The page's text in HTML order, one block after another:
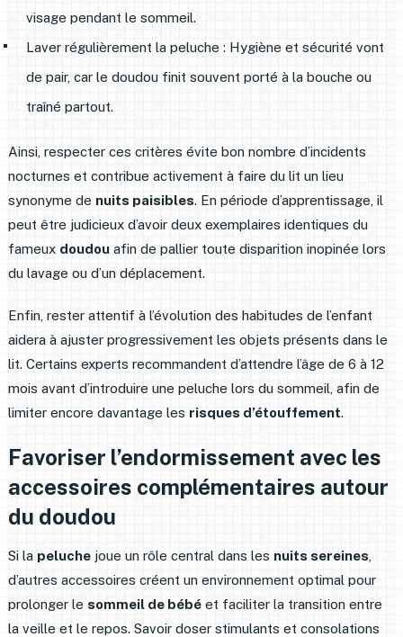
visage pendant le sommeil.
Laver régulièrement la peluche : Hygiène et sécurité vont
de pair, car le doudou finit souvent porté à la bouche ou
traîné partout.
Ainsi, respecter ces critères évite bon nombre d’incidents
nocturnes et contribue activement à faire du lit un lieu
synonyme de nuits paisibles. En période d’apprentissage, il
peut être judicieux d’avoir deux exemplaires identiques du
fameux doudouafin de pallier toute disparition inopinée lors
du lavage ou d’un déplacement.
Enfin, rester attentif à l’évolution des habitudes de l’enfant
aidera à ajuster progressivement les objets présents dans le
lit. Certains experts recommandent d’attendre l’âge de 6 à 12
mois avant d’introduire une peluche lors du sommeil, afin de
limiter encore davantage les risques d’étouffement.
Favoriser l’endormissement avec les
accessoires complémentaires autour
du doudou
Si la peluchejoue un rôle central dans les nuits sereines
d’autres accessoires créent un environnement optimal pour
prolonger le sommeil de bébéet faciliter la transition entre
la veille et le repos. Savoir doser stimulants et consolations